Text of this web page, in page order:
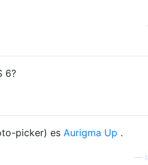
6?
picker) es Aurigma Up .
—